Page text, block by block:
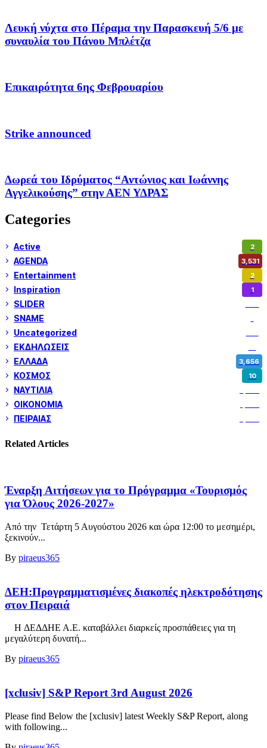
Λευκή νύχτα στο Πέραμα την Παρασκευή 5/6 με
συναυλία του Πάνου Μπλέτζα
Επικαιρότητα 6ης Φεβρουαρίου
Strike announced
Δωρεά του Ιδρύματος “Αντώνιος και Ιωάννης
Αγγελικούσης” στην ΑΕΝ ΥΔΡΑΣ
Categories
Active 2
AGENDA 3,531
Entertainment 2
Inspiration 1
SLIDER
SNAME
Uncategorized
ΕΚΔΗΛΩΣΕΙΣ
ΕΛΛΑΔΑ 3,656
ΚΟΣΜΟΣ 10
ΝΑΥΤΙΛΙΑ
ΟΙΚΟΝΟΜΙΑ
ΠΕΙΡΑΙΑΣ
Related Articles
Έναρξη Αιτήσεων για το Πρόγραμμα «Τουρισμός
για Όλους 2026-2027»
Από την Τετάρτη 5 Αυγούστου 2026 και ώρα 12:00 το μεσημέρι,
ξεκινούν...
By piraeus365
ΔΕΗ:Προγραμματισμένες διακοπές ηλεκτροδότησης
στον Πειραιά
H ΔΕΔΔΗΕ Α.Ε. καταβάλλει διαρκείς προσπάθειες για τη
μεγαλύτερη δυνατή...
By piraeus365
[xclusiv] S&P Report 3rd August 2026
Please find Below the [xclusiv] latest Weekly S&P Report, along
with following...